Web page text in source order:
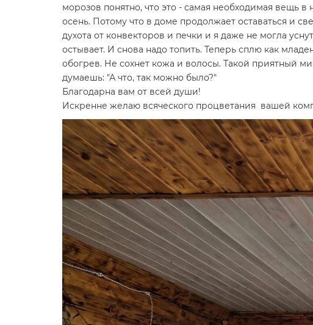
морозов понятно, что это - самая необходимая вещь
осень. Потому что в доме продолжает оставаться и
духота от конвекторов и печки и я даже не могла
остывает. И снова надо топить. Теперь сплю как
обогрев. Не сохнет кожа и волосы. Такой приятный
думаешь: "А что, так можно было?"
Благодарна вам от всей души!
Искренне желаю всяческого процветания вашей